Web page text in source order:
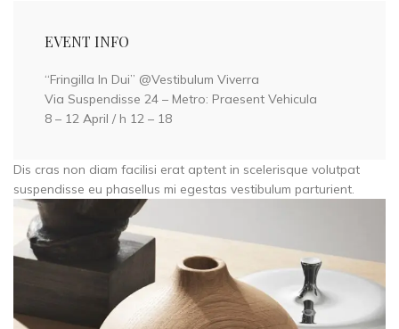
EVENT INFO
“Fringilla In Dui” @Vestibulum Viverra
Via Suspendisse 24 – Metro: Praesent Vehicula
8 – 12 April / h 12 – 18
Dis cras non diam facilisi erat aptent in scelerisque volutpat
suspendisse eu phasellus mi egestas vestibulum parturient.